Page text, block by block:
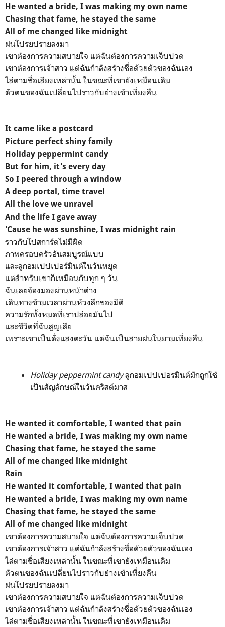
He wanted a bride, I was making my own name
Chasing that fame, he stayed the same
All of me changed like midnight
ฝนโปรยปรายลงมา
เขาต้องการความสบายใจ แต่ฉันต้องการความเจ็บปวด
เขาต้องการเจ้าสาว แต่ฉันกำลังสร้างชื่อด้วยตัวของฉันเอง
ไล่ตามชื่อเสียงเหล่านั้น ในขณะที่เขายังเหมือนเดิม
ตัวตนของฉันเปลี่ยนไปราวกับย่างเข้าเที่ยงคืน
It came like a postcard
Picture perfect shiny family
Holiday peppermint candy
But for him, it's every day
So I peered through a window
A deep portal, time travel
All the love we unravel
And the life I gave away
'Cause he was sunshine, I was midnight rain
ราวกับโปสการ์ดไม่มีผิด
ภาพครอบครัวอันสมบูรณ์แบบ
และลูกอมเปปเปอร์มินต์ในวันหยุด
แต่สำหรับเขาก็เหมือนกับทุก ๆ วัน
ฉันเลยจ้องมองผ่านหน้าต่าง
เดินทางข้ามเวลาผ่านห้วงลึกของมิติ
ความรักทั้งหมดที่เราปล่อยมันไป
และชีวิตที่ฉันสูญเสีย
เพราะเขาเป็นดั่งแสงตะวัน แต่ฉันเป็นสายฝนในยามเที่ยงคืน
Holiday peppermint candyลูกอมเปปเปอรมินต์มักถูกใช้
เป็นสัญลักษณ์ในวันคริสต์มาส
He wanted it comfortable, I wanted that pain
He wanted a bride, I was making my own name
Chasing that fame, he stayed the same
All of me changed like midnight
Rain
He wanted it comfortable, I wanted that pain
He wanted a bride, I was making my own name
Chasing that fame, he stayed the same
All of me changed like midnight
เขาต้องการความสบายใจ แต่ฉันต้องการความเจ็บปวด
เขาต้องการเจ้าสาว แต่ฉันกำลังสร้างชื่อด้วยตัวของฉันเอง
ไล่ตามชื่อเสียงเหล่านั้น ในขณะที่เขายังเหมือนเดิม
ตัวตนของฉันเปลี่ยนไปราวกับย่างเข้าเที่ยงคืน
ฝนโปรยปรายลงมา
เขาต้องการความสบายใจ แต่ฉันต้องการความเจ็บปวด
เขาต้องการเจ้าสาว แต่ฉันกำลังสร้างชื่อด้วยตัวของฉันเอง
ไล่ตามชื่อเสียงเหล่านั้น ในขณะที่เขายังเหมือนเดิม